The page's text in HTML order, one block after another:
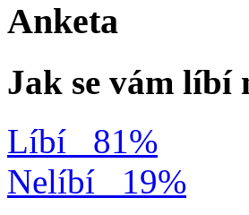
Anketa
Jak se vám líbí
Líbí
81%
Nelíbí
19%